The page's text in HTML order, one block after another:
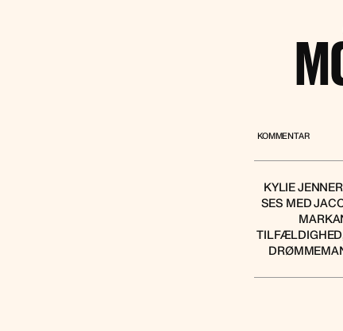
KOMMENTAR
KYLIE
SES MED